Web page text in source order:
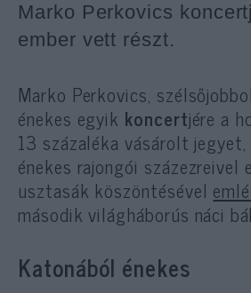
Marko Perkovics
ember vett részt.
Marko Perkovics,
énekes egyik koncertjére a
13 százaléka vásárolt jegyet,
énekes rajongói százezreivel
usztasák köszöntésével
második világháborús náci
Katonából énekes